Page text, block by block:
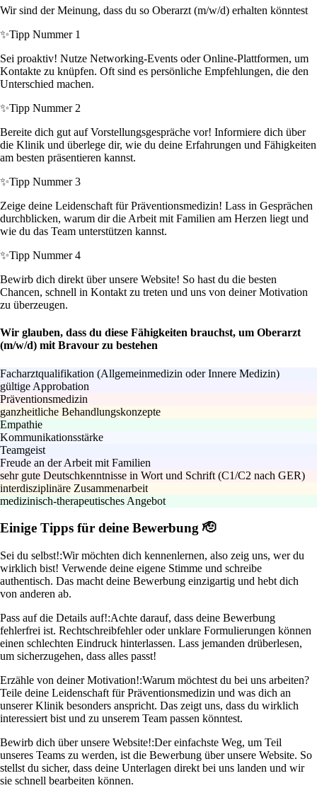
Wir sind der Meinung, dass du so Oberarzt (m/w/d) erhalten könntest
✨Tipp Nummer 1
Sei proaktiv! Nutze Networking-Events oder Online-Plattformen, um
Kontakte zu knüpfen. Oft sind es persönliche Empfehlungen, die den
Unterschied machen.
✨Tipp Nummer 2
Bereite dich gut auf Vorstellungsgespräche vor! Informiere dich über
die Klinik und überlege dir, wie du deine Erfahrungen und Fähigkeiten
am besten präsentieren kannst.
✨Tipp Nummer 3
Zeige deine Leidenschaft für Präventionsmedizin! Lass in Gesprächen
durchblicken, warum dir die Arbeit mit Familien am Herzen liegt und
wie du das Team unterstützen kannst.
✨Tipp Nummer 4
Bewirb dich direkt über unsere Website! So hast du die besten
Chancen, schnell in Kontakt zu treten und uns von deiner Motivation
zu überzeugen.
Wir glauben, dass du diese Fähigkeiten brauchst, um Oberarzt
(m/w/d) mit Bravour zu bestehen
Facharztqualifikation (Allgemeinmedizin oder Innere Medizin)
gültige Approbation
Präventionsmedizin
ganzheitliche Behandlungskonzepte
Empathie
Kommunikationsstärke
Teamgeist
Freude an der Arbeit mit Familien
sehr gute Deutschkenntnisse in Wort und Schrift (C1/C2 nach GER)
interdisziplinäre Zusammenarbeit
medizinisch-therapeutisches Angebot
Einige Tipps für deine Bewerbung 🫡
Sei du selbst!:Wir möchten dich kennenlernen, also zeig uns, wer du
wirklich bist! Verwende deine eigene Stimme und schreibe
authentisch. Das macht deine Bewerbung einzigartig und hebt dich
von anderen ab.
Pass auf die Details auf!:Achte darauf, dass deine Bewerbung
fehlerfrei ist. Rechtschreibfehler oder unklare Formulierungen können
einen schlechten Eindruck hinterlassen. Lass jemanden drüberlesen,
um sicherzugehen, dass alles passt!
Erzähle von deiner Motivation!:Warum möchtest du bei uns arbeiten?
Teile deine Leidenschaft für Präventionsmedizin und was dich an
unserer Klinik besonders anspricht. Das zeigt uns, dass du wirklich
interessiert bist und zu unserem Team passen könntest.
Bewirb dich über unsere Website!:Der einfachste Weg, um Teil
unseres Teams zu werden, ist die Bewerbung über unsere Website. So
stellst du sicher, dass deine Unterlagen direkt bei uns landen und wir
sie schnell bearbeiten können.